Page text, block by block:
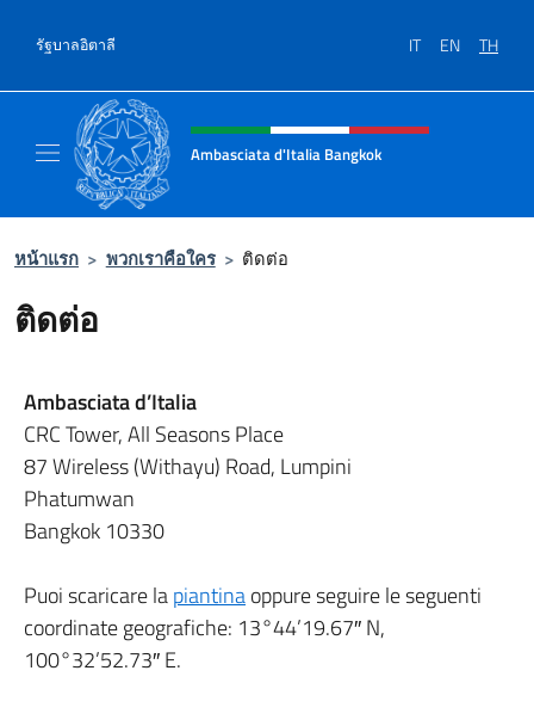
รัฐบาลอิตาลี IT EN TH
Intestazione sito, social e menù
Ambasciata d'Italia Bangkok
หน้าแรก > พวกเราคือใคร > ติดต่อ
ติดต่อ
Ambasciata d’Italia
CRC Tower, All Seasons Place
87 Wireless (Withayu) Road, Lumpini
Phatumwan
Bangkok 10330
Puoi scaricare lapiantinaoppure seguire le seguenti
coordinate geografiche: 13°44’19.67″ N,
100°32’52.73″ E.